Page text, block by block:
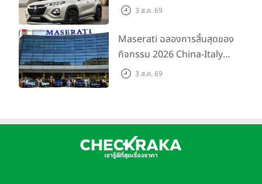
ขึ้นสำหรับรุ่น GL ราคาพิเศษ
200 คัน พร้อมข้อเสนอสุดคุ้ม
3 ส.ค. 69
Maserati ฉลองการสิ้นสุดของ
กิจกรรม 2026 China-Italy
Grand Tour ณ สำนักงาน
3 ส.ค. 69